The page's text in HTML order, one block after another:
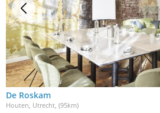
De Roskam
Houten, Utrecht , (95km)